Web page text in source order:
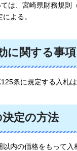
は、宮崎県財務規則
よる。
に関する事項
条に規定する入札は
定の方法
以内の価格をもって入